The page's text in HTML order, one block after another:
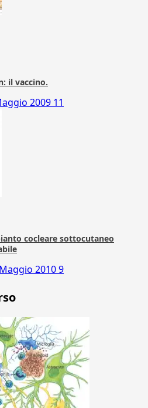
il vaccino.
2009 11
cocleare sottocutaneo
20109